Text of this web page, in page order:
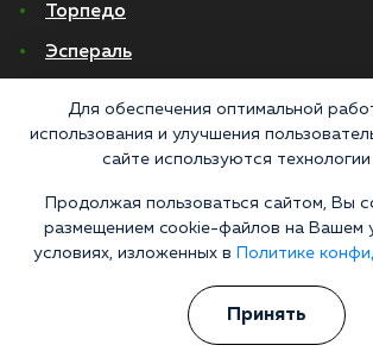
Торпедо
Эспераль
Кодирование двойной блок
Нарколог на дом
Капельница от запоя в стационаре
Капельница от похмелья
Для обеспечения оптимальной
использования и улучшения
сайте используются
Продолжая пользоваться сайтом, Вы
размещением cookie-файлов на Вашем
условиях, изложенных в
Политике
Принять